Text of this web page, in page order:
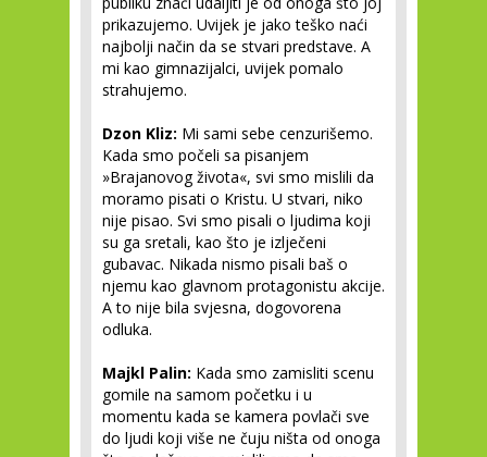
prikazujemo. Uvijek je jako teško naći
najbolji način da se stvari predstave. A
mi kao gimnazijalci, uvijek pomalo
strahujemo.
Dzon Kliz: Mi sami sebe cenzurišemo.
Kada smo počeli sa pisanjem
»Brajanovog života«, svi smo mislili da
moramo pisati o Kristu. U stvari, niko
nije pisao. Svi smo pisali o ljudima koji
su ga sretali, kao što je izlječeni
gubavac. Nikada nismo pisali baš o
njemu kao glavnom protagonistu akcije.
A to nije bila svjesna, dogovorena
odluka.
Majkl Palin: Kada smo zamisliti scenu
gomile na samom početku i u
momentu kada se kamera povlači sve
do ljudi koji više ne čuju ništa od onoga